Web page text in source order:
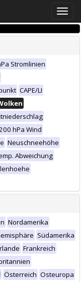
Toggle
Stromlinien
CAPE/LI
hPa Wind
Neuschneehöhe
Abweichung
Nordamerika
Südamerika
Frankreich
Österreich Osteuropa